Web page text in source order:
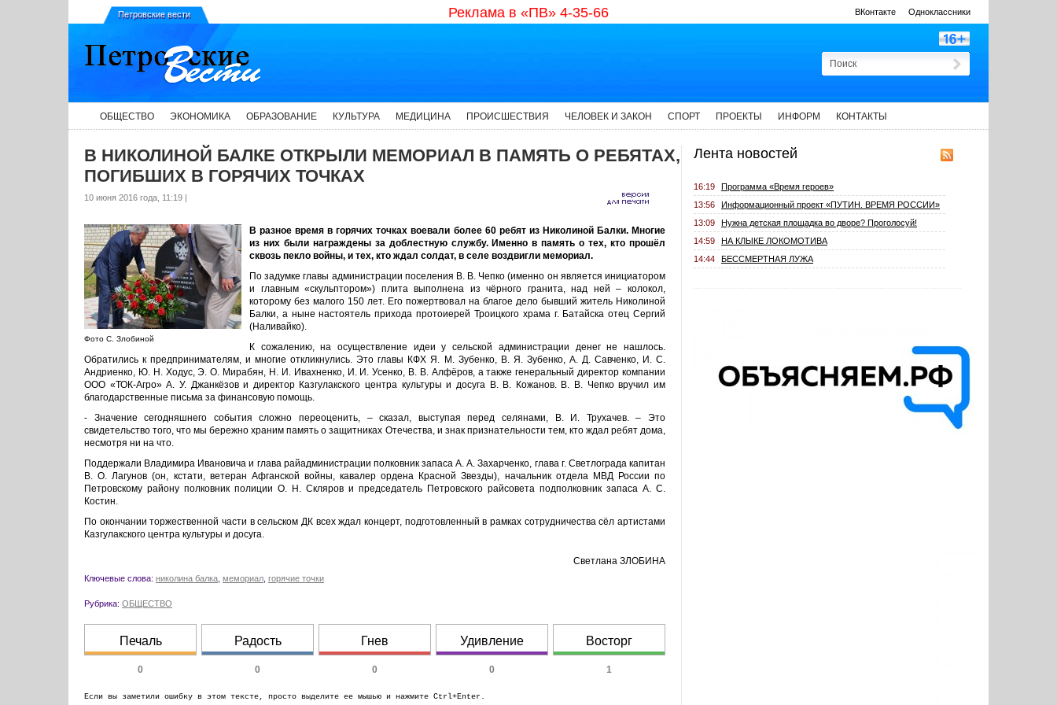
Петровские вести Реклама в «ПВ» 4-35-66 ВКонтакте Одноклассники
ОБЩЕСТВО ЭКОНОМИКА ОБРАЗОВАНИЕ КУЛЬТУРА МЕДИЦИНА ПРОИСШЕСТВИЯ ЧЕЛОВЕК И ЗАКОН СПОРТ ПРОЕКТЫ ИНФОРМ КОНТАКТЫ
В НИКОЛИНОЙ БАЛКЕ ОТКРЫЛИ МЕМОРИАЛ В ПАМЯТЬ О РЕБЯТАХ,
ПОГИБШИХ В ГОРЯЧИХ ТОЧКАХ
10 июня 2016 года, 11:19 |
Фото С. Злобиной
В разное время в горячих точках воевали более 60 ребят из Николиной Балки. Многие
из них были награждены за доблестную службу. Именно в память о тех, кто прошёл
сквозь пекло войны, и тех, кто ждал солдат, в селе воздвигли мемориал.
По задумке главы администрации поселения В. В. Чепко (именно он является инициатором
и главным «скульптором») плита выполнена из чёрного гранита, над ней – колокол,
которому без малого 150 лет. Его пожертвовал на благое дело бывший житель Николиной
Балки, а ныне настоятель прихода протоиерей Троицкого храма г. Батайска отец Сергий
(Наливайко).
К сожалению, на осуществление идеи у сельской администрации денег не нашлось.
Обратились к предпринимателям, и многие откликнулись. Это главы КФХ Я. М. Зубенко, В. Я. Зубенко, А. Д. Савченко, И. С.
Андриенко, Ю. Н. Ходус, Э. О. Мирабян, Н. И. Ивахненко, И. И. Усенко, В. В. Алфёров, а также генеральный директор компании
ООО «ТОК-Агро» А. У. Джанкёзов и директор Казгулакского центра культуры и досуга В. В. Кожанов. В. В. Чепко вручил им
благодарственные письма за финансовую помощь.
- Значение сегодняшнего события сложно переоценить, – сказал, выступая перед селянами, В. И. Трухачев. – Это
свидетельство того, что мы бережно храним память о защитниках Отечества, и знак признательности тем, кто ждал ребят дома,
несмотря ни на что.
Поддержали Владимира Ивановича и глава райадминистрации полковник запаса А. А. Захарченко, глава г. Светлограда капитан
В. О. Лагунов (он, кстати, ветеран Афганской войны, кавалер ордена Красной Звезды), начальник отдела МВД России по
Петровскому району полковник полиции О. Н. Скляров и председатель Петровского райсовета подполковник запаса А. С.
Костин.
По окончании торжественной части в сельском ДК всех ждал концерт, подготовленный в рамках сотрудничества сёл артистами
Казгулакского центра культуры и досуга.
Светлана ЗЛОБИНА
Ключевые слова: николина балка мемориал горячие точки
Рубрика: ОБЩЕСТВО
Печаль
0
Радость
0
Гнев
0
Удивление
0
Восторг
1
Если вы заметили ошибку в этом тексте, просто выделите ее мышью и нажмите Ctrl+Enter.
Лента новостей
16:19
Программа «Время героев»
13:56
Информационный проект «ПУТИН. ВРЕМЯ РОССИИ»
13:09
Нужна детская площадка во дворе? Проголосуй!
14:59
НА КЛЫКЕ ЛОКОМОТИВА
14:44
БЕССМЕРТНАЯ ЛУЖА